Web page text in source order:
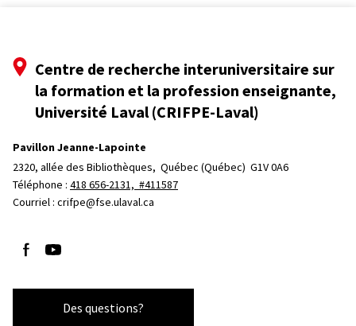
Centre de recherche interuniversitaire sur
la formation et la profession enseignante,
Université Laval (CRIFPE-Laval)
Pavillon Jeanne-Lapointe
2320, allée des Bibliothèques, Québec (Québec)  G1V 0A6
Téléphone : 418 656-2131, #411587
Courriel : crifpe@fse.ulaval.ca
Suivez-nous sur Facebook
Suivez-nous sur YouTube
Des questions?